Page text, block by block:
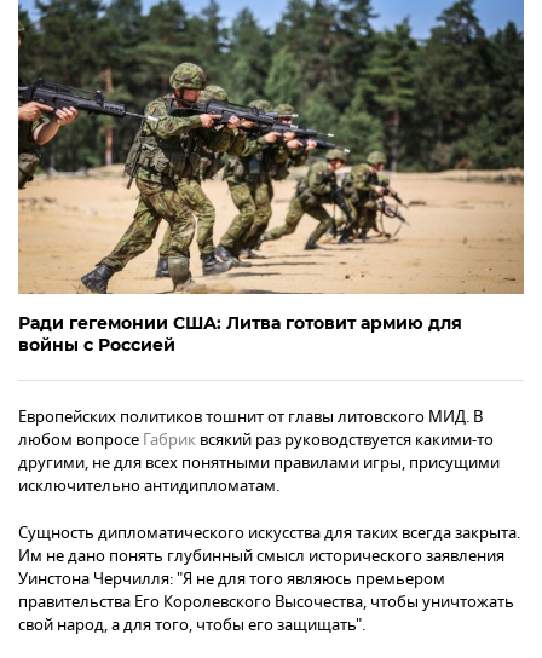
Ради гегемонии США: Литва готовит армию для
войны с Россией
Европейских политиков тошнит от главы литовского МИД. В
любом вопросе Габрик всякий раз руководствуется какими-то
другими, не для всех понятными правилами игры, присущими
исключительно антидипломатам.
Сущность дипломатического искусства для таких всегда закрыта.
Им не дано понять глубинный смысл исторического заявления
Уинстона Черчилля: "Я не для того являюсь премьером
правительства Его Королевского Высочества, чтобы уничтожать
свой народ, а для того, чтобы его защищать".